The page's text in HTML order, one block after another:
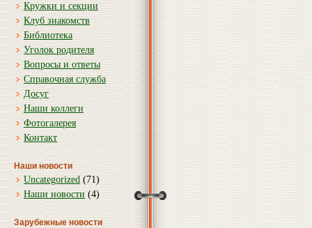
Кружки и секции
Клуб знакомств
Библиотека
Уголок родителя
Вопросы и ответы
Справочная служба
Досуг
Наши коллеги
Фотогалерея
Контакт
Наши новости
Uncategorized (71)
Наши новости (4)
Зарубежные новости